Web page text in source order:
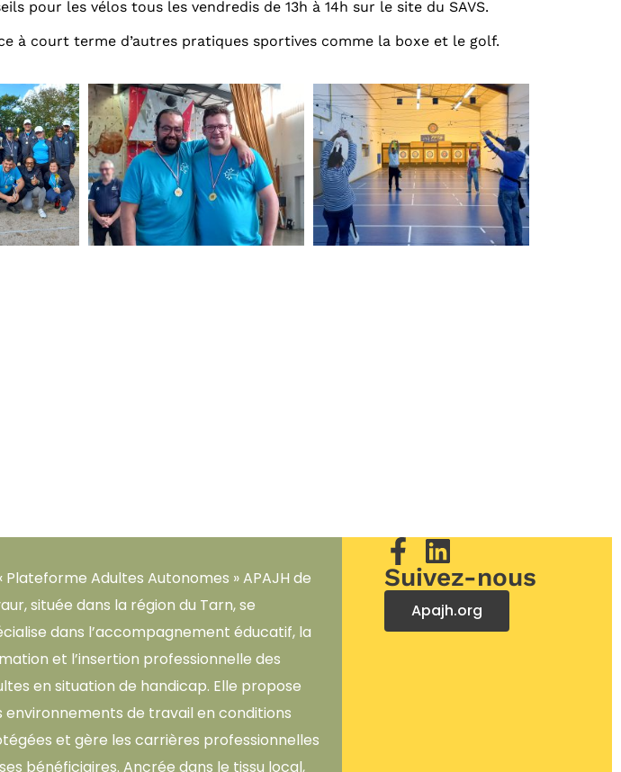
pour les vélos tous les vendredis de 13h à 14h sur le site du SAVS.
à court terme d’autres pratiques sportives comme la boxe et le golf.
Plateforme Adultes Autonomes » APAJH de
située dans la région du Tarn, se
dans l’accompagnement éducatif, la
et l’insertion professionnelle des
en situation de handicap. Elle propose
environnements de travail en conditions
et gère les carrières professionnelles
bénéficiaires. Ancrée dans le tissu local,
Suivez-nous
Apajh.org